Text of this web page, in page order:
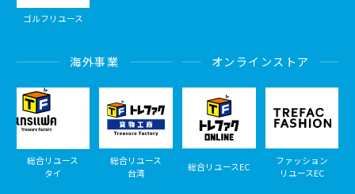
ゴルフリユース
海外事業
総合リユース
タイ
総合リユース
台湾
オンラインストア
総合リユースEC
ファッション
リユースEC